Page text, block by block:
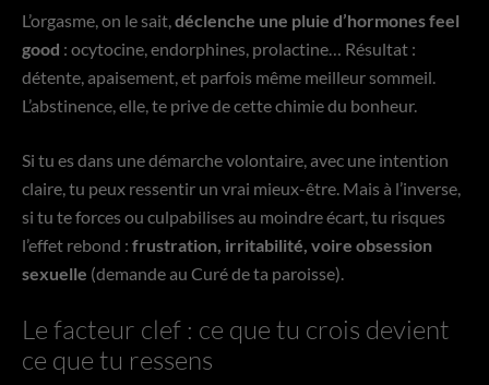
L’orgasme, on le sait,déclenche une pluie d’hormones feel
good : ocytocine, endorphines, prolactine… Résultat :
détente, apaisement, et parfois même meilleur sommeil.
L’abstinence, elle, te prive de cette chimie du bonheur.
Si tu es dans une démarche volontaire, avec une intention
claire, tu peux ressentir un vrai mieux-être. Mais à l’inverse,
si tu te forces ou culpabilises au moindre écart, tu risques
l’effet rebond : frustration, irritabilité, voire obsession
sexuelle (demande au Curé de ta paroisse).
Le facteur clef : ce que tu crois devient
ce que tu ressens